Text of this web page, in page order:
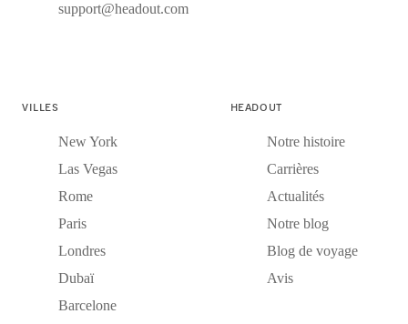
support@headout.com
VILLES
New York
Las Vegas
Rome
Paris
Londres
Dubaï
Barcelone
HEADOUT
Notre histoire
Carrières
Actualités
Notre blog
Blog de voyage
Avis